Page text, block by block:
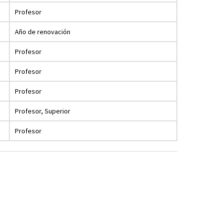
Profesor
Año de renovación
Profesor
Profesor
Profesor
Profesor, Superior
Profesor